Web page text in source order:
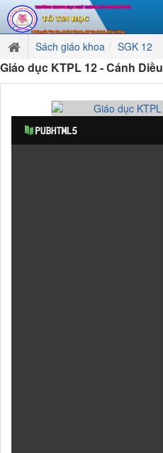
Sách giáo khoa SGK 12
Giáo dục KTPL 12 - Cánh Diều